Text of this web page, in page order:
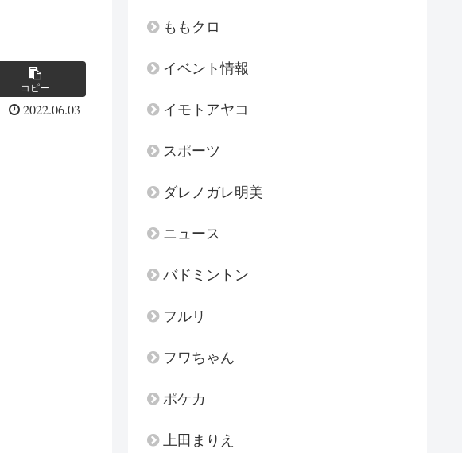
コピー
2022.06.03
ももクロ
イベント情報
イモトアヤコ
スポーツ
ダレノガレ明美
ニュース
バドミントン
フルリ
フワちゃん
ポケカ
上田まりえ